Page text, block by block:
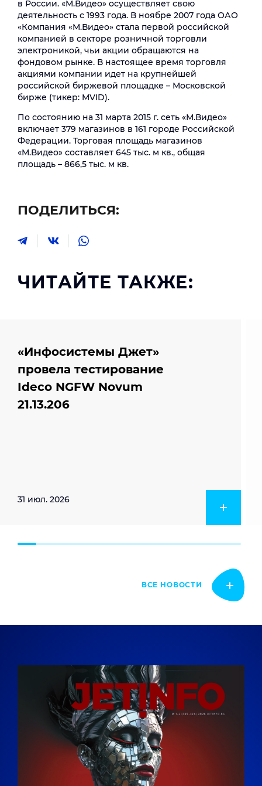
в России. «М.Видео» осуществляет свою
деятельность с 1993 года. В ноябре 2007 года ОАО
«Компания «М.Видео» стала первой российской
компанией в секторе розничной торговли
электроникой, чьи акции обращаются на
фондовом рынке. В настоящее время торговля
акциями компании идет на крупнейшей
российской биржевой площадке – Московской
бирже (тикер: MVID).
По состоянию на 31 марта 2015 г. сеть «М.Видео»
включает 379 магазинов в 161 городе Российской
Федерации. Торговая площадь магазинов
«М.Видео» составляет 645 тыс. м кв., общая
площадь – 866,5 тыс. м кв.
ПОДЕЛИТЬСЯ:
ЧИТАЙТЕ ТАКЖЕ:
«Инфосистемы Джет»
провела тестирование
Ideco NGFW Novum
21.13.206
31 июл. 2026
ВСЕ НОВОСТИ